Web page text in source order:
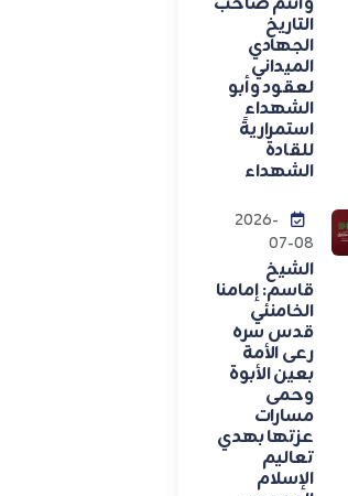
التاريخ
الجهادي
الميداني
لعقود وأبو
الشهداء
استمراريةً
للقادة
الشهداء
2026-
07-08
الشيخ
قاسم: إمامنا
الخامنئي
قدس سره
رعى الأمة
بعين الأبوة
وحمى
مسارات
عزتها بهدي
تعاليم
الإسلام